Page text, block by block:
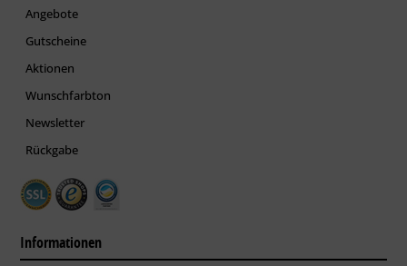
Angebote
Gutscheine
Aktionen
Wunschfarbton
Newsletter
Rückgabe
Informationen